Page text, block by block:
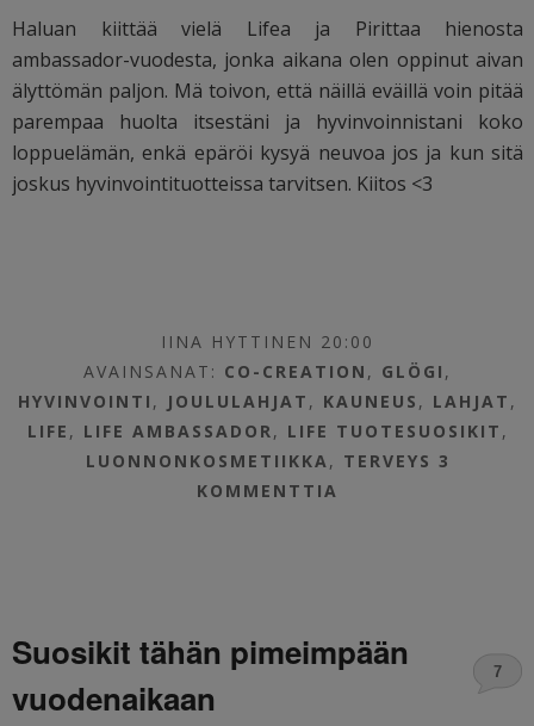
Haluan kiittää vielä Lifea ja Pirittaa hienosta
ambassador-vuodesta, jonka aikana olen oppinut aivan
älyttömän paljon. Mä toivon, että näillä eväillä voin pitää
parempaa huolta itsestäni ja hyvinvoinnistani koko
loppuelämän, enkä epäröi kysyä neuvoa jos ja kun sitä
joskus hyvinvointituotteissa tarvitsen. Kiitos <3
IINA HYTTINEN 20:00
AVAINSANAT: CO-CREATION , GLÖGI ,
HYVINVOINTI , JOULULAHJAT , KAUNEUS , LAHJAT ,
LIFE , LIFE AMBASSADOR , LIFE TUOTESUOSIKIT ,
LUONNONKOSMETIIKKA , TERVEYS 3
KOMMENTTIA
Suosikit tähän pimeimpään
vuodenaikaan
7